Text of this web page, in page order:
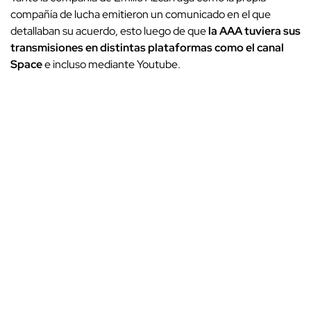
compañía de lucha emitieron un comunicado en el que
detallaban su acuerdo, esto luego de quela AAA tuviera sus
transmisiones en distintas plataformas como el canal
Spacee incluso mediante Youtube.